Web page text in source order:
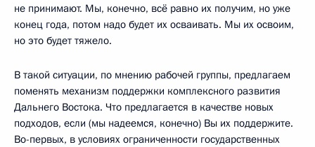
не принимают. Мы, конечно, всё равно их получим, но уже
конец года, потом надо будет их осваивать. Мы их освоим,
но это будет тяжело.
В такой ситуации, по мнению рабочей группы, предлагаем
поменять механизм поддержки комплексного развития
Дальнего Востока. Что предлагается в качестве новых
подходов, если (мы надеемся, конечно) Вы их поддержите.
Во-первых, в условиях ограниченности государственных